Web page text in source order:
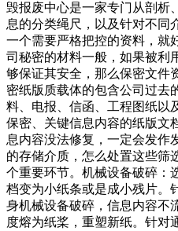
毁报废中心是一家专门从剖析
息的分类绳尺，以及针对不同
一个需要严格把控的资料，就
司秘密的材料一般，如果被利
够保证其安全，那么保密文件
密纸版质载体的包含公司过去
料、电报、信函、工程图纸以
保密、关键信息内容的纸版文
息内容没法修复，一定会发作
的存储介质，怎么处置这些筛
个重要环节。机械设备破碎：
档变为小纸条或是成小残片。
身机械设备破碎，信息内容不
度熔为纸桨，重塑新纸。针对